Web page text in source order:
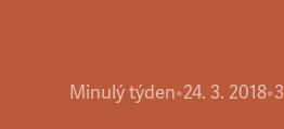
Minulý týden•24. 3. 2018•3